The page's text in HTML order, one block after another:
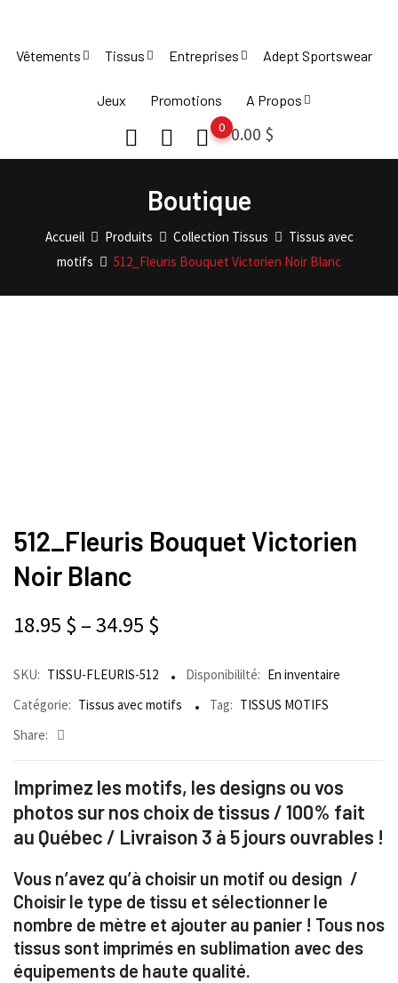
content
Vêtements Tissus Entreprises Adept Sportswear
Jeux Promotions A Propos
0.00 $
0
Boutique
Accueil Produits Collection Tissus
Tissus avec
motifs
512_Fleuris Bouquet Victorien Noir Blanc
512_Fleuris Bouquet Victorien
Noir Blanc
18.95 $ –34.95 $
SKU: TISSU-FLEURIS-512 Disponibililté: En inventaire
Catégorie: Tissus avec motifs Tag: TISSUS MOTIFS
Share:
Imprimez les motifs, les designs ou vos
photos sur nos choix de tissus / 100% fait
au Québec / Livraison 3 à 5 jours ouvrables !
Vous n’avez qu’à choisir un motif ou design /
Choisir le type de tissu et sélectionner le
nombre de mètre et ajouter au panier ! Tous nos
tissus sont imprimés en sublimation avec des
équipements de haute qualité.